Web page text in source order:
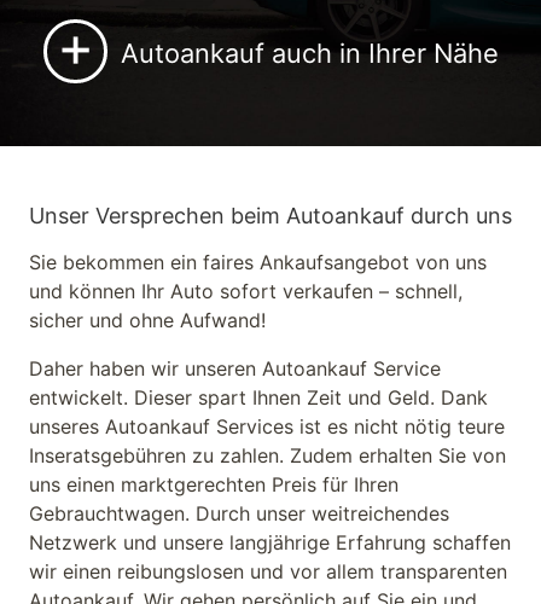
+ Autoankauf auch in Ihrer Nähe
Auto verkaufen Düsseldorf
Auto verkaufen Dortmund
Auto verkaufen Essen
Auto verkaufen Duisburg
Auto verkaufen Wuppertal
Auto verkaufen Bochum
Auto verkaufen Bielefeld
Auto verkaufen Bonn
Unser Versprechen beim Autoankauf durch uns
Sie bekommen ein faires Ankaufsangebot von uns
und können Ihr Auto sofort verkaufen – schnell,
sicher und ohne Aufwand!
Daher haben wir unseren Autoankauf Service
entwickelt. Dieser spart Ihnen Zeit und Geld. Dank
unseres Autoankauf Services ist es nicht nötig teure
Inseratsgebühren zu zahlen. Zudem erhalten Sie von
uns einen marktgerechten Preis für Ihren
Gebrauchtwagen. Durch unser weitreichendes
Netzwerk und unsere langjährige Erfahrung schaffen
wir einen reibungslosen und vor allem transparenten